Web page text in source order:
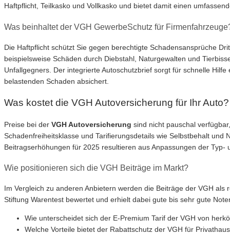
Haftpflicht, Teilkasko und Vollkasko und bietet damit einen
Was beinhaltet der VGH GewerbeSchutz für
Die Haftpflicht schützt Sie gegen berechtigte Schadensansprüche
beispielsweise Schäden durch Diebstahl, Naturgewalten und
Unfallgegners. Der integrierte Autoschutzbrief sorgt für schnelle
belastenden Schaden absichert.
Was kostet die VGH Autoversicherung für Ihr Auto?
Preise bei der VGH Autoversicherung sind nicht pauschal
Schadenfreiheitsklasse und Tarifierungsdetails wie Selbstbehalt
Beitragserhöhungen für 2025 resultieren aus Anpassungen der
Wie positionieren sich die VGH Beiträge im Markt?
Im Vergleich zu anderen Anbietern werden die Beiträge der VGH
Stiftung Warentest bewertet und erhielt dabei gute bis sehr gute
Wie unterscheidet sich der E-Premium Tarif der VGH von
Welche Vorteile bietet der Rabattschutz der VGH für